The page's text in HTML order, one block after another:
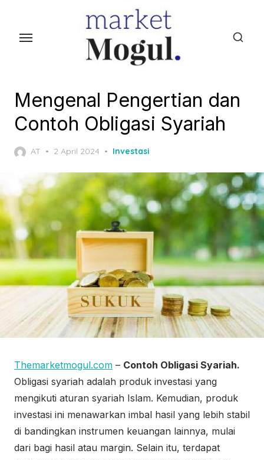
e
n
t
Mengenal Pengertian dan
Contoh Obligasi Syariah
AT
P
s
t
e
o
2 April 2024 Investasi
Themarketmogul.com – Contoh Obligasi Syariah.
Obligasi syariah adalah produk investasi yang
mengikuti aturan syariah Islam. Kemudian, produk
investasi ini menawarkan imbal hasil yang lebih stabil
di bandingkan instrumen keuangan lainnya, mulai
dari bagi hasil atau margin. Selain itu, terdapat